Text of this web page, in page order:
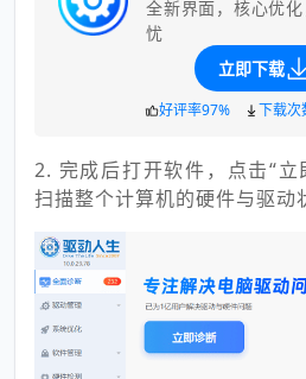
全新界面，核心优
忧
立即下载
好评率97% 下载次
2. 完成后打开软件，点击“立
扫描整个计算机的硬件与驱动